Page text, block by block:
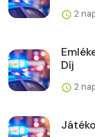
2
Díj
2